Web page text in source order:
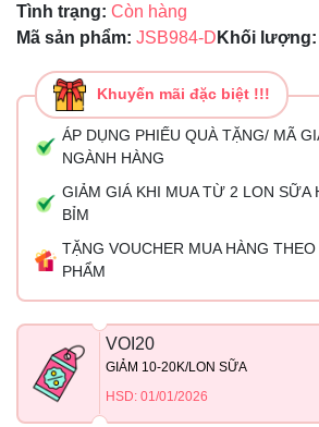
Tình trạng: Còn hàng
Mã sản phẩm: JSB984-D Khối lượng:
Khuyến mãi đặc biệt !!!
ÁP DỤNG PHIẾU QUÀ TẶNG/ MÃ
NGÀNH HÀNG
GIẢM GIÁ KHI MUA TỪ 2 LON SỮA
BỈM
TẶNG VOUCHER MUA HÀNG
PHẨM
VOI20
GIẢM 10-20K/LON SỮA
HSD: 01/01/2026